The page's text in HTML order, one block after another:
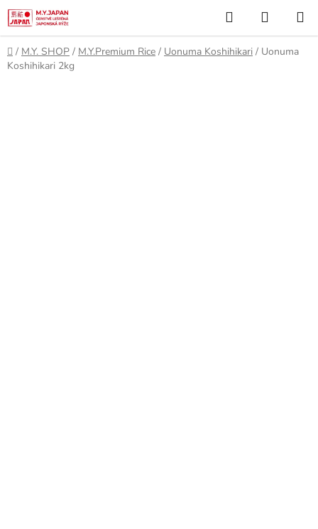
Skip
to
content
Search
CART
Home
/ M.Y. SHOP / M.Y.Premium Rice / Uonuma Koshihikari / Uonuma
Koshihikari 2kg